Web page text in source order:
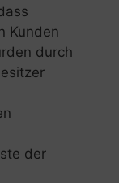
Kunden
durch
der